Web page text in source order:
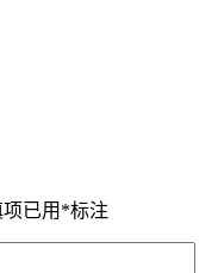
已用 *标注